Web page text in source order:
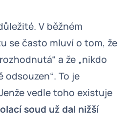
V běžném
se často mluví o tom, že
a že „nikdo
odsouzen“. To je
vedle toho existuje
soud už dal nižší